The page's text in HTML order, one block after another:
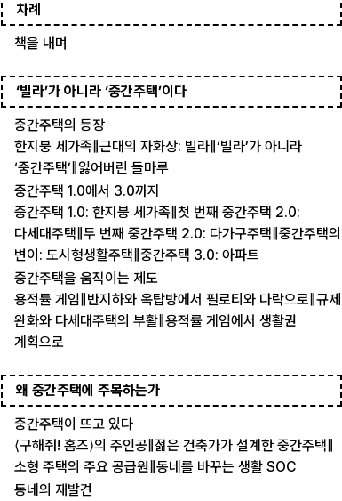
차례
책을 내며
‘빌라’가 아니라 ‘중간주택’이다
중간주택의 등장
한지붕 세가족‖근대의 자화상: 빌라‖‘빌라’가 아니라
‘중간주택’‖잃어버린 들마루
중간주택 1.0에서 3.0까지
중간주택 1.0: 한지붕 세가족‖첫 번째 중간주택 2.0:
다세대주택‖두 번째 중간주택 2.0: 다가구주택‖중간주택의
변이: 도시형생활주택‖중간주택 3.0: 아파트
중간주택을 움직이는 제도
용적률 게임‖반지하와 옥탑방에서 필로티와 다락으로‖규제
완화와 다세대주택의 부활‖용적률 게임에서 생활권
계획으로
왜 중간주택에 주목하는가
중간주택이 뜨고 있다
⟨구해줘! 홈즈⟩의 주인공‖젊은 건축가가 설계한 중간주택‖
소형 주택의 주요 공급원‖동네를 바꾸는 생활 SOC
동네의 재발견